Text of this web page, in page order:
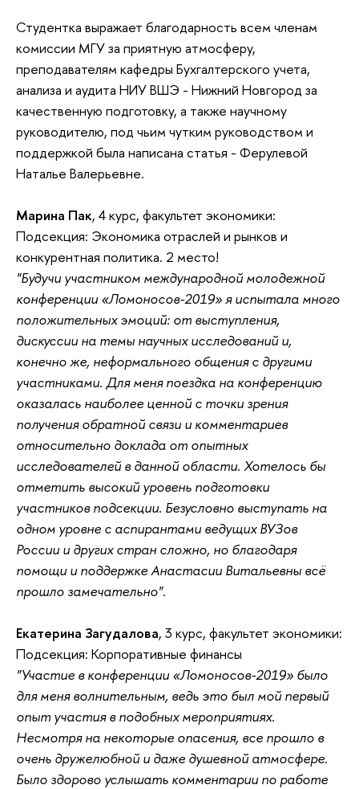
Студентка выражает благодарность всем членам
комиссии МГУ за приятную атмосферу,
преподавателям кафедры Бухгалтерского учета,
анализа и аудита НИУ ВШЭ - Нижний Новгород за
качественную подготовку, а также научному
руководителю, под чьим чутким руководством и
поддержкой была написана статья - Ферулевой
Наталье Валерьевне.
Марина Пак, 4 курс, факультет экономики:
Подсекция: Экономика отраслей и рынков и
конкурентная политика. 2 место!
"Будучи участником международной молодежной
конференции «Ломоносов-2019» я испытала много
положительных эмоций: от выступления,
дискуссии на темы научных исследований и,
конечно же, неформального общения с другими
участниками. Для меня поездка на конференцию
оказалась наиболее ценной с точки зрения
получения обратной связи и комментариев
относительно доклада от опытных
исследователей в данной области. Хотелось бы
отметить высокий уровень подготовки
участников подсекции. Безусловно выступать на
одном уровне с аспирантами ведущих ВУЗов
России и других стран сложно, но благодаря
помощи и поддержке Анастасии Витальевны всё
прошло замечательно".
Екатерина Загудалова, 3 курс, факультет экономики:
Подсекция: Корпоративные финансы
"Участие в конференции «Ломоносов-2019» было
для меня волнительным, ведь это был мой первый
опыт участия в подобных мероприятиях.
Несмотря на некоторые опасения, все прошло в
очень дружелюбной и даже душевной атмосфере.
Было здорово услышать комментарии по работе